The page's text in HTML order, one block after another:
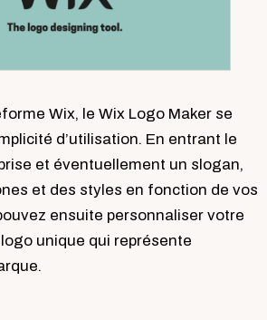
Wix, le Wix Logo Maker se
d’utilisation. En entrant le
et éventuellement un slogan,
et des styles en fonction de vos
ensuite personnaliser votre
unique qui représente